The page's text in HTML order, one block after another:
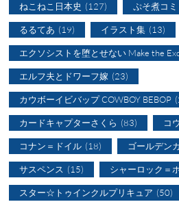
ねこねこ日本史 (127) ぷそ煮コミ
るるてあ (19) イラスト集 (13)
エクソシストを堕とせない Make the
エルフ夫とドワーフ嫁 (23)
カウボーイビバップ COWBOY BEBOP
カードキャプターさくら (83) コ
コナン＝ドイル (18) ゴールデン
サスペンス (15) シャーロック＝
スター☆トゥインクルプリキュア (50)